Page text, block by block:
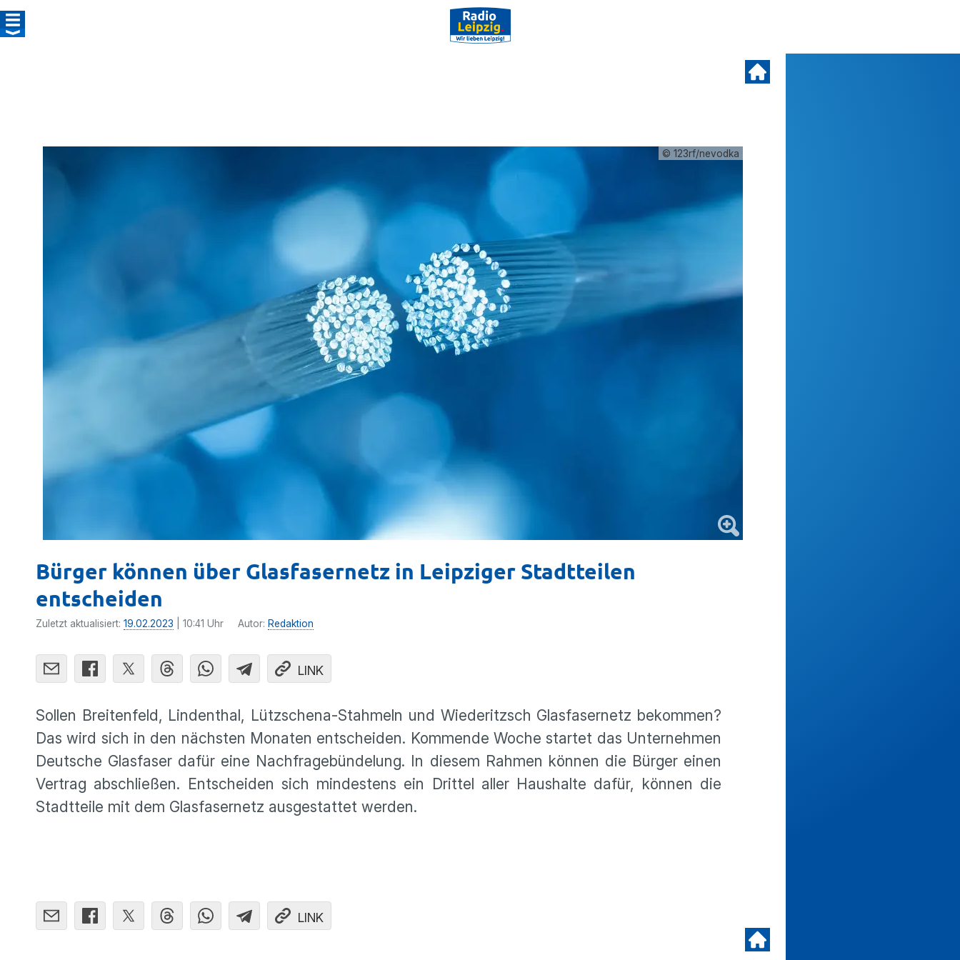
© 123rf/nevodka
Bürger können über Glasfasernetz in Leipziger Stadtteilen
entscheiden
Zuletzt aktualisiert: 19.02.2023 | 10:41 Uhr Autor: Redaktion
LINK
Sollen Breitenfeld, Lindenthal, Lützschena-Stahmeln und Wiederitzsch Glasfasernetz bekommen?
Das wird sich in den nächsten Monaten entscheiden. Kommende Woche startet das Unternehmen
Deutsche Glasfaser dafür eine Nachfragebündelung. In diesem Rahmen können die Bürger einen
Vertrag abschließen. Entscheiden sich mindestens ein Drittel aller Haushalte dafür, können die
Stadtteile mit dem Glasfasernetz ausgestattet werden.
LINK